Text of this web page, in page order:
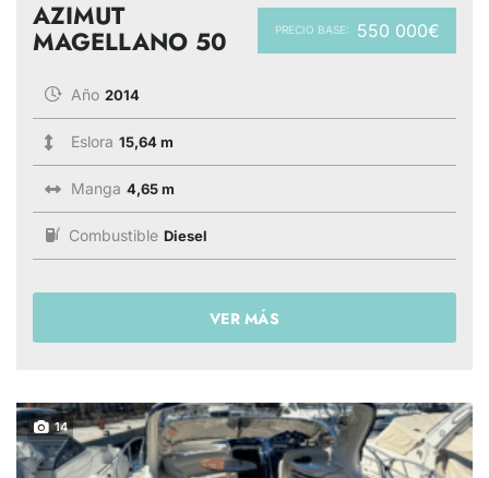
PRECIO BASE: 550 000€
AZIMUT
MAGELLANO 50
Año 2014
Eslora 15,64 m
Manga 4,65 m
Combustible Diesel
VER MÁS
14